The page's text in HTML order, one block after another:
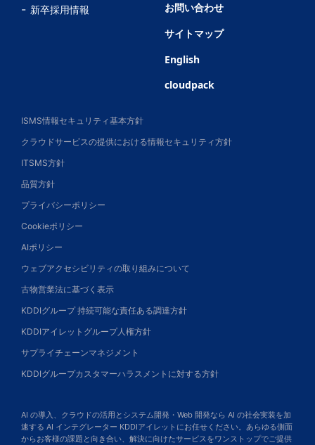
新卒採用情報
お問い合わせ
サイトマップ
English
cloudpack
ISMS情報セキュリティ基本方針
クラウドサービスの提供における情報セキュリティ方針
ITSMS方針
品質方針
プライバシーポリシー
Cookieポリシー
AIポリシー
ウェブアクセシビリティの取り組みについて
古物営業法に基づく表示
KDDIグループ 持続可能な責任ある調達方針
KDDIアイレットグループ人権方針
サプライチェーンマネジメント
KDDIグループカスタマーハラスメントに対する方針
AI の導入、クラウドの活用とシステム開発・Web 開発なら AI の社会実装を加
速する AI インテグレーター KDDIアイレットにお任せください。あらゆる側面
からお客様の課題と向き合い、解決に向けたサービスをワンストップでご提供